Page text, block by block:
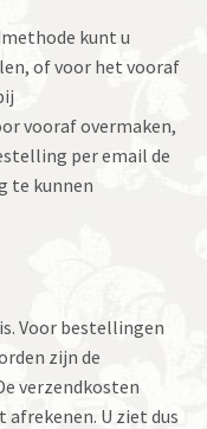
kunt u
of voor het vooraf
vooraf overmaken,
per email de
te kunnen
Voor bestellingen
zijn de
verzendkosten
U ziet dus